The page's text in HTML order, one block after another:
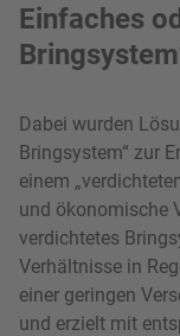
Einfaches
Dabei wurden
Bringsystem“ zur
einem
und ökonomische
verdichtetes
Verhältnisse in
einer geringen
und erzielt mit